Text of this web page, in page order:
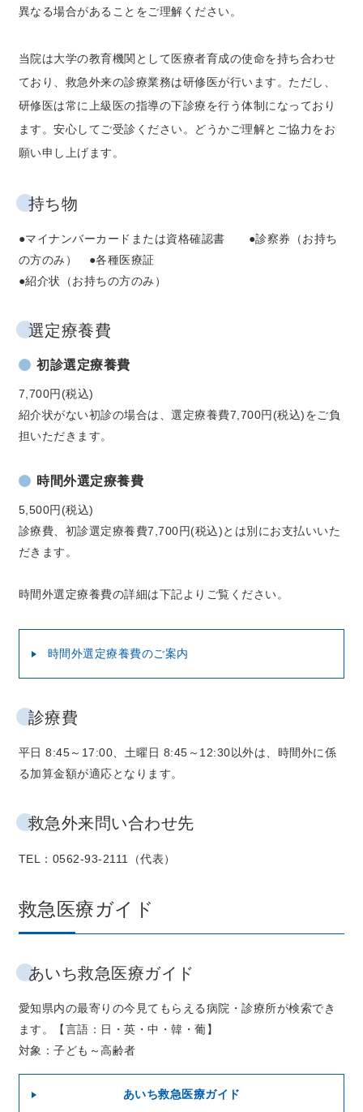
異なる場合があることをご理解ください。
当院は大学の教育機関として医療者育成の使命を持ち合わせ
ており、救急外来の診療業務は研修医が行います。ただし、
研修医は常に上級医の指導の下診療を行う体制になっており
ます。安心してご受診ください。どうかご理解とご協力をお
願い申し上げます。
持ち物
●マイナンバーカードまたは資格確認書 ●診察券（お持ち
の方のみ） ●各種医療証
●紹介状（お持ちの方のみ）
選定療養費
初診選定療養費
7,700円(税込)
紹介状がない初診の場合は、選定療養費7,700円(税込)をご負
担いただきます。
時間外選定療養費
5,500円(税込)
診療費、初診選定療養費7,700円(税込)とは別にお支払いいた
だきます。
時間外選定療養費の詳細は下記よりご覧ください。
時間外選定療養費のご案内
診療費
平日 8:45～17:00、土曜日 8:45～12:30以外は、時間外に係
る加算金額が適応となります。
救急外来問い合わせ先
TEL ： 0562-93-2111 （代表）
救急医療ガイド
あいち救急医療ガイド
愛知県内の最寄りの今見てもらえる病院・診療所が検索でき
ます。【言語：日・英・中・韓・葡】
対象：子ども～高齢者
あいち救急医療ガイド